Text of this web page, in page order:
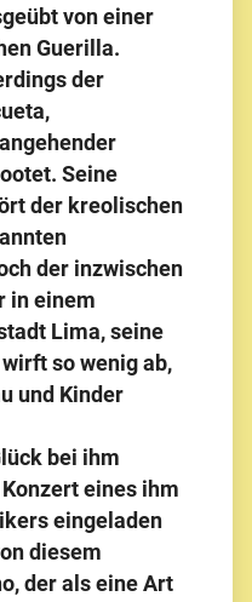
von einer
Guerilla.
der
Seine
der kreolischen
der inzwischen
in einem
Lima, seine
so wenig ab,
und Kinder
bei ihm
eines ihm
eingeladen
diesem
der als eine Art